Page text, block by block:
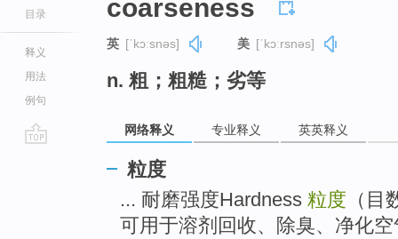
目录
释义
用法
例句
coarseness
英 [ˈkɔːsnəs] 美 [ˈkɔːrsnəs]
n. 粗；粗糙；劣等
网络释义 专业释义 英英释义
粒度
... 耐磨强度Hardness 粒度 （目
可用于溶剂回收、除臭、净化